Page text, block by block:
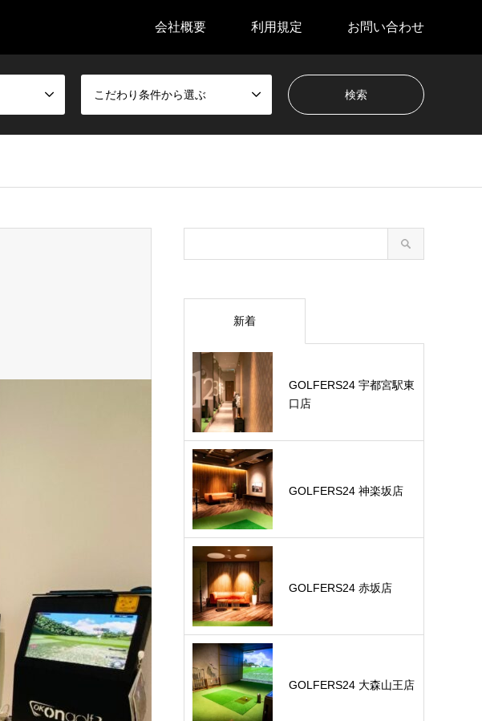
会社概要 利用規定 お問い合わせ
こだわり条件から選ぶ
新着
GOLFERS24 宇都宮駅東
口店
GOLFERS24 神楽坂店
GOLFERS24 赤坂店
GOLFERS24 大森山王店